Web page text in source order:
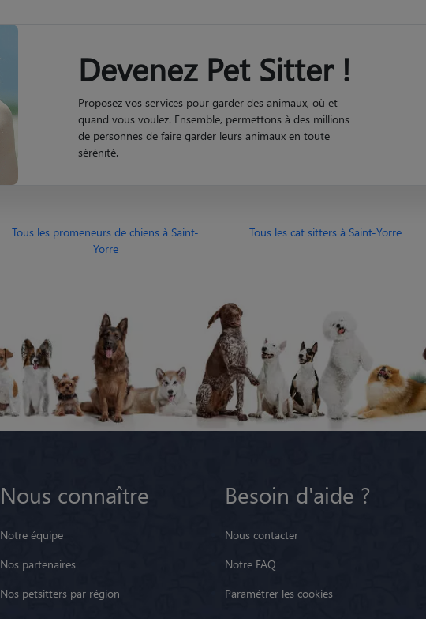
Devenez Pet Sitter !
Proposez vos services pour garder des animaux, où et
quand vous voulez. Ensemble, permettons à des millions
de personnes de faire garder leurs animaux en toute
sérénité.
Tous les promeneurs de chiens à Saint-
Yorre
Tous les cat sitters à Saint-Yorre
Nous connaître
Notre équipe
Nos partenaires
Nos petsitters par région
Besoin d'aide ?
Nous contacter
Notre FAQ
Paramétrer les cookies